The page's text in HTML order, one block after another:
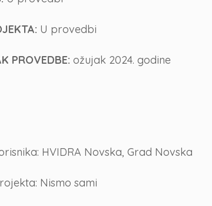
U provedbi
PROVEDBE: ožujak 2024. godine
HVIDRA Novska, Grad Novska
Nismo sami